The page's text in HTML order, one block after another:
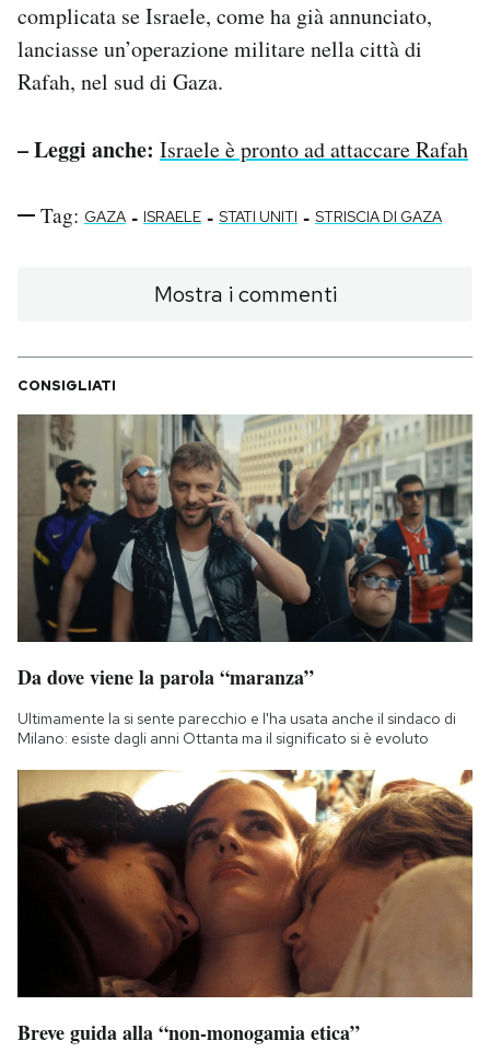
complicata se Israele, come ha già annunciato,
lanciasse un’operazione militare nella città di
Rafah, nel sud di Gaza.
– Leggi anche: Israele è pronto ad attaccare Rafah
Tag: GAZA - ISRAELE - STATI UNITI - STRISCIA DI GAZA
Mostra i commenti
CONSIGLIATI
Da dove viene la parola “maranza”
Ultimamente la si sente parecchio e l'ha usata anche il sindaco di
Milano: esiste dagli anni Ottanta ma il significato si è evoluto
Breve guida alla “non-monogamia etica”